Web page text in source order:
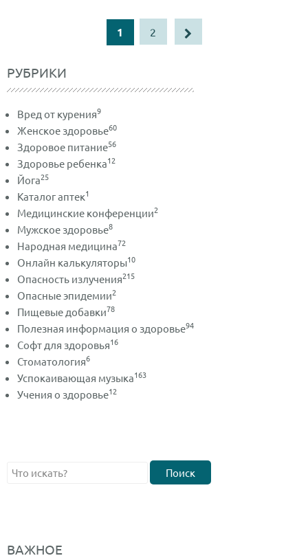
РУБРИКИ
Вред от курения9
Женское здоровье60
Здоровое питание56
Здоровье ребенка12
Йога25
Каталог аптек1
Медицинские конференции2
Мужское здоровье8
Народная медицина72
Онлайн калькуляторы10
Опасность излучения215
Опасные эпидемии2
Пищевые добавки78
Полезная информация о здоровье94
Софт для здоровья16
Стоматология6
Успокаивающая музыка163
Учения о здоровье12
1 2
Поиск
ВАЖНОЕ